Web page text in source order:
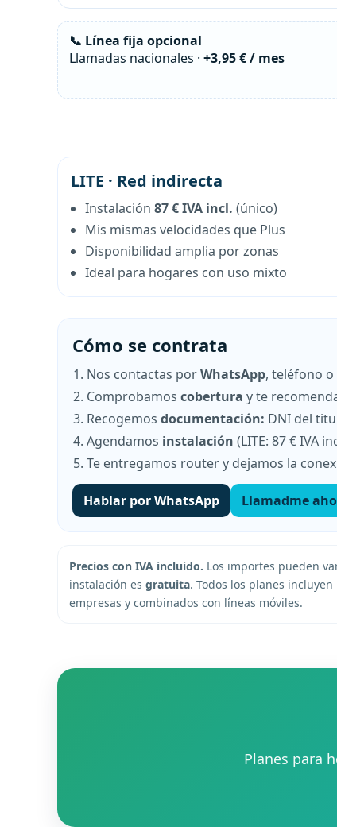
📞 Línea fija opcional
Llamadas nacionales · +3,95 € / mes
LITE · Red indirecta
Instalación 87 € IVA incl. (único)
Mis mismas velocidades que Plus
Disponibilidad amplia por zonas
Ideal para hogares con uso mixto
Cómo se contrata
Nos contactas porWhatsApp, teléfono o
Comprobamos cobertura y te
Recogemos documentación: DNI del
Agendamos instalación (LITE: 87 € IVA
Te entregamos router y dejamos la
Hablar por WhatsApp Llamadme
Precios con IVA incluido. Los importes pueden
instalación es gratuita. Todos los planes incluyen
empresas y combinados con líneas móviles.
Planes para